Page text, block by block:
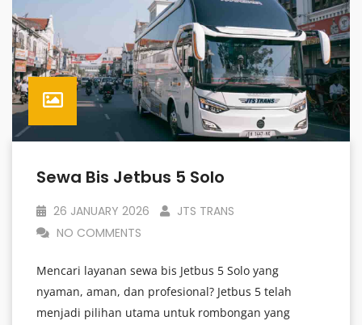
Sewa Bis Jetbus 5 Solo
26 JANUARY 2026
JTS TRANS
NO COMMENTS
Mencari layanan sewa bis Jetbus 5 Solo yang
nyaman, aman, dan profesional? Jetbus 5 telah
menjadi pilihan utama untuk rombongan yang